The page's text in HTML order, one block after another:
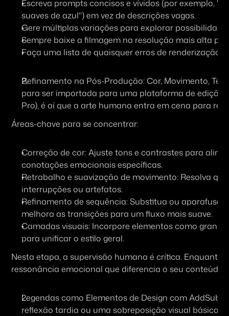
Escreva prompts concisos e vívidos (por exemplo,
suaves de azul") em vez de descrições vagas.
Gere múltiplas variações para explorar
Sempre baixe a filmagem na resolução mais alta
Faça uma lista de quaisquer erros de renderização
Refinamento na Pós-Produção: Cor, Movimento,
para ser importada para uma plataforma de edição
Pro), é aí que a arte humana entra em cena para
Áreas-chave para se concentrar:
Correção de cor: Ajuste tons e contrastes para
conotações emocionais específicas.
Retrabalho e suavização de movimento: Resolva
interrupções ou artefatos.
Refinamento de sequência: Substitua ou aparafuse
melhora as transições para um fluxo mais suave.
Camadas visuais: Incorpore elementos como
para unificar o estilo geral.
Nesta etapa, a supervisão humana é crítica. Enquanto
ressonância emocional que diferencia o seu conteúdo.
Legendas como Elementos de Design com
reflexão tardia ou uma sobreposição visual básica